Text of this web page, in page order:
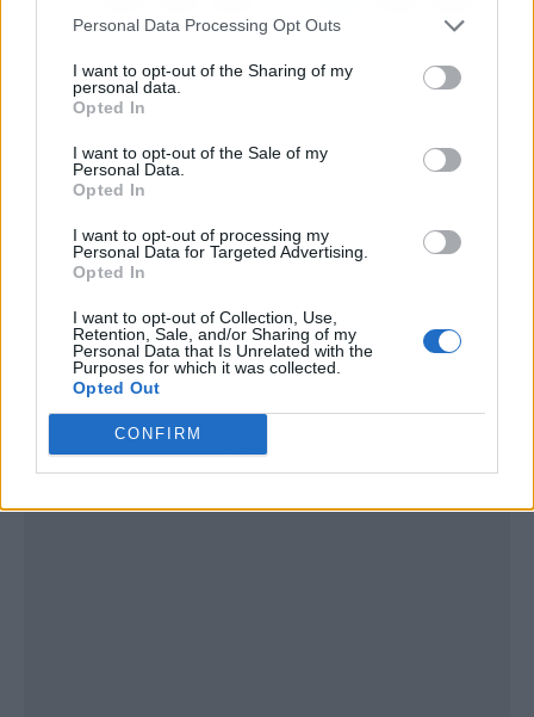
Personal Data Processing Opt Outs
I want to opt-out of the Sharing of my
personal data.
Opted In
I want to opt-out of the Sale of my
Personal Data.
Opted In
I want to opt-out of processing my
Personal Data for Targeted Advertising.
Opted In
I want to opt-out of Collection, Use,
Retention, Sale, and/or Sharing of my
Personal Data that Is Unrelated with the
Purposes for which it was collected.
Opted Out
CONFIRM